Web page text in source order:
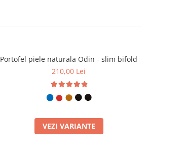
Portofel piele naturala Odin - slim bifold
210,00 Lei
VEZI VARIANTE